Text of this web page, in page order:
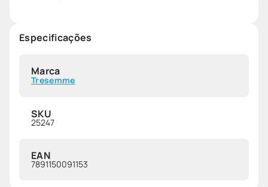
Especificações
Marca
Tresemme
SKU
25247
EAN
7891150091153